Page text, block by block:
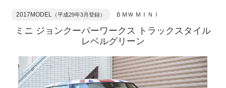
2017MODEL （平成29年3月登録） ＢＭＷ ＭＩＮＩ
ミニ ジョンクーパーワークス トラックスタイル
レベルグリーン